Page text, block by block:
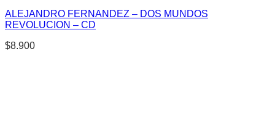
ALEJANDRO FERNANDEZ – DOS MUNDOS
REVOLUCION – CD
$8.900